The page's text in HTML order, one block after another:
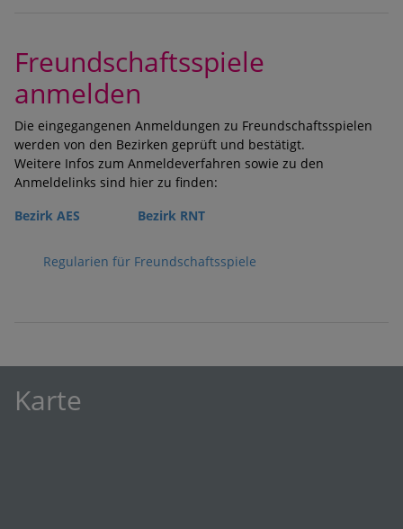
Freundschaftsspiele
anmelden
Die eingegangenen Anmeldungen zu Freundschaftsspielen
werden von den Bezirken geprüft und bestätigt.
Weitere Infos zum Anmeldeverfahren sowie zu den
Anmeldelinks sind hier zu finden:
Bezirk AES
Bezirk RNT
Regularien für Freundschaftsspiele
Karte